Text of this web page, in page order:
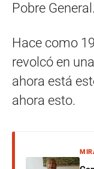
Pobre
Hace como
revolcó en
ahora está
ahora esto.